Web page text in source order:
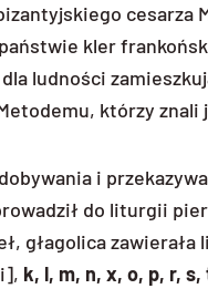
cesarza
kler
ludności
którzy znali
i
do liturgii
głagolica
k, l, m, n, x, o, p, r,